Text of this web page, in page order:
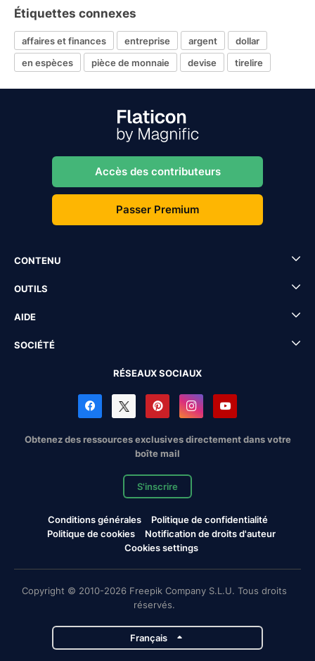
Étiquettes connexes
affaires et finances entreprise argent
dollar
en espèces
pièce de monnaie devise tirelire
Accès des contributeurs
Passer Premium
CONTENU
OUTILS
AIDE
SOCIÉTÉ
RÉSEAUX SOCIAUX
Obtenez des ressources exclusives directement dans votre
boîte mail
S'inscrire
Conditions générales
Politique de confidentialité
Politique de cookies
Notification de droits d'auteur
Cookies settings
Copyright © 2010-2026 Freepik Company S.L.U. Tous droits
réservés.
Français